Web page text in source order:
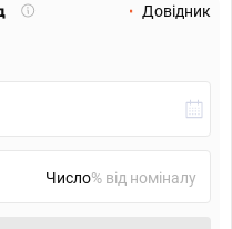
Що
Довідник
% від номіналу